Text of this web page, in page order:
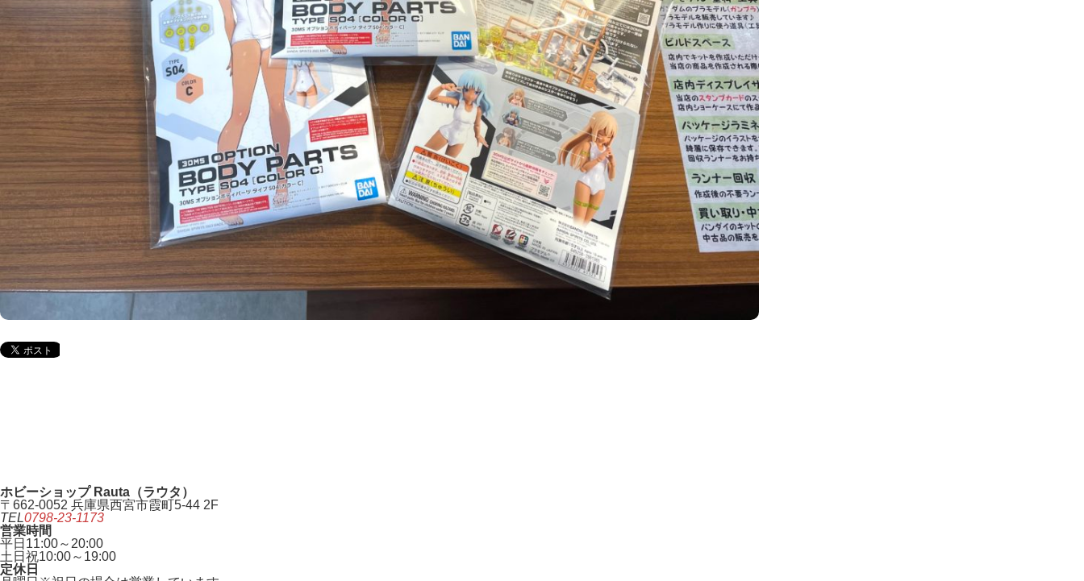
ホビーショップ Rauta（ラウタ）
〒662-0052 兵庫県西宮市霞町5-44 2F
TEL0798-23-1173
営業時間
平日 11:00～20:00
土日祝10:00～19:00
定休日